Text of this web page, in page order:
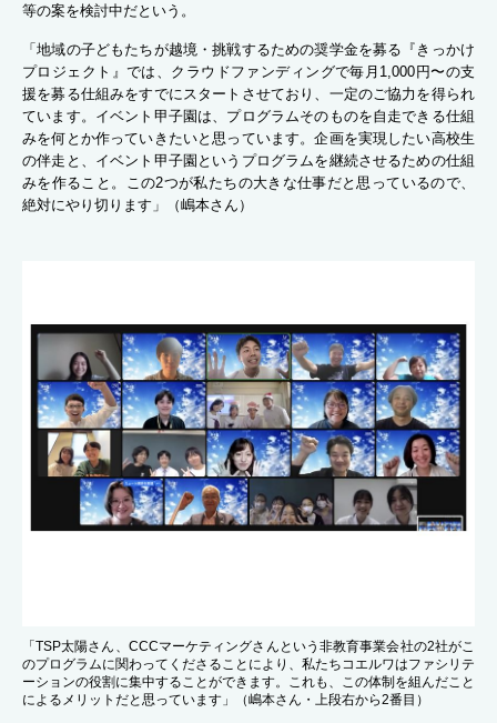
等の案を検討中だという。
「地域の子どもたちが越境・挑戦するための奨学金を募る『きっかけ
プロジェクト』では、クラウドファンディングで毎月1,000円〜の支
援を募る仕組みをすでにスタートさせており、一定のご協力を得られ
ています。イベント甲子園は、プログラムそのものを自走できる仕組
みを何とか作っていきたいと思っています。企画を実現したい高校生
の伴走と、イベント甲子園というプログラムを継続させるための仕組
みを作ること。この2つが私たちの大きな仕事だと思っているので、
絶対にやり切ります」（嶋本さん）
「TSP太陽さん、CCCマーケティングさんという非教育事業会社の2社がこ
のプログラムに関わってくださることにより、私たちコエルワはファシリテ
ーションの役割に集中することができます。これも、この体制を組んだこと
によるメリットだと思っています」（嶋本さん・上段右から2番目）